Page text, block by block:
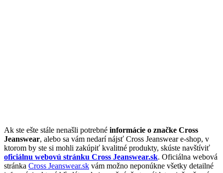
Ak ste ešte stále nenašli potrebné informácie o značke Cross
Jeanswear, alebo sa vám nedarí nájsť Cross Jeanswear e-shop, v
ktorom by ste si mohli zakúpiť kvalitné produkty, skúste navštíviť
oficiálnu webovú stránku Cross Jeanswear.sk. Oficiálna webová
stránka Cross Jeanswear.sk vám možno neponúkne všetky detailné